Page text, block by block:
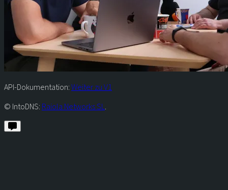
API-Dokumentation:Weiter zu V1
© IntoDNS: Raiola Networks SL.